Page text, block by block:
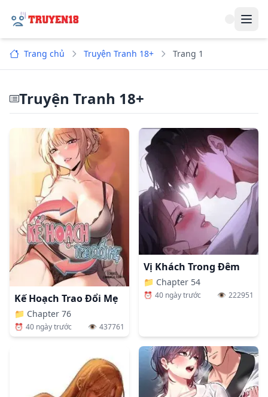
Trang chủ Truyện Tranh 18+ Trang 1
Truyện Tranh 18+
Kế Hoạch Trao Đổi Mẹ
📁 Chapter 76
⏰ 40 ngày trước 👁️ 437761
Vị Khách Trong Đêm
📁 Chapter 54
⏰ 40 ngày trước 👁️ 222951